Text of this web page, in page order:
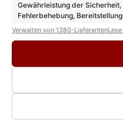
Gewährleistung der
Fehlerbehebung,
Entscheidungen zum
Verwalten von 1380-LieferantenJoel
mit